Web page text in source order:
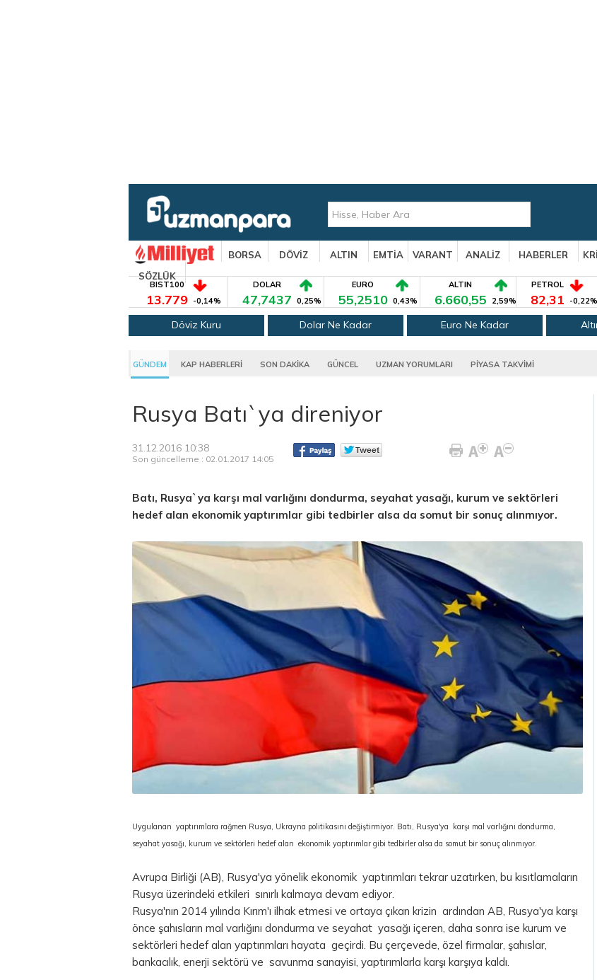
BORSA DÖVİZ ALTIN EMTİA VARANT ANALİZ HABERLER
SÖZLÜK
BIST100
13.779 -0,14%
DOLAR
47,7437 0,25%
EURO
55,2510 0,43%
ALTIN
6.660,55 2,59%
PETROL
82,31 -0,22%
Döviz Kuru Dolar Ne Kadar Euro Ne Kadar
GÜNDEM KAP HABERLERİ SON DAKİKA GÜNCEL UZMAN YORUMLARI PİYASA TAKVİMİ
Rusya Batı`ya direniyor
31.12.2016 10:38
Son güncelleme : 02.01.2017 14:05
Batı, Rusya`ya karşı mal varlığını dondurma, seyahat yasağı, kurum ve sektörleri
hedef alan ekonomik yaptırımlar gibi tedbirler alsa da somut bir sonuç alınmıyor.
Uygulanan yaptırımlara rağmen Rusya, Ukrayna politikasını değiştirmiyor. Batı, Rusya'ya karşı mal varlığını dondurma,
seyahat yasağı, kurum ve sektörleri hedef alan ekonomik yaptırımlar gibi tedbirler alsa da somut bir sonuç alınmıyor.
Avrupa Birliği (AB), Rusya'ya yönelik ekonomik yaptırımları tekrar uzatırken, bu kısıtlamaların
Rusya üzerindeki etkileri sınırlı kalmaya devam ediyor.
Rusya'nın 2014 yılında Kırım'ı ilhak etmesi ve ortaya çıkan krizin ardından AB, Rusya'ya karşı
önce şahısların mal varlığını dondurma ve seyahat yasağı içeren, daha sonra ise kurum ve
sektörleri hedef alan yaptırımları hayata geçirdi. Bu çerçevede, özel firmalar, şahıslar,
bankacılık, enerji sektörü ve savunma sanayisi, yaptırımlarla karşı karşıya kaldı.